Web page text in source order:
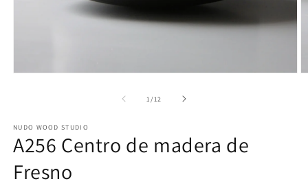
una
ventana
modal
1/de
12
NUDO WOOD STUDIO
A256 Centro de madera de
Fresno